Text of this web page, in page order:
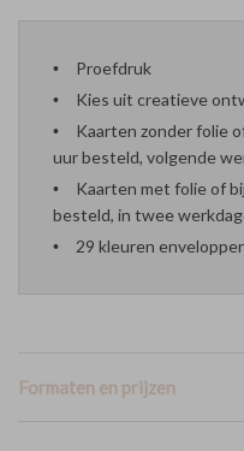
Proefdruk
Kies uit creatieve
Kaarten zonder folie
uur besteld, volgende
Kaarten met folie of
besteld, in twee
29 kleuren
Formaten en prijzen